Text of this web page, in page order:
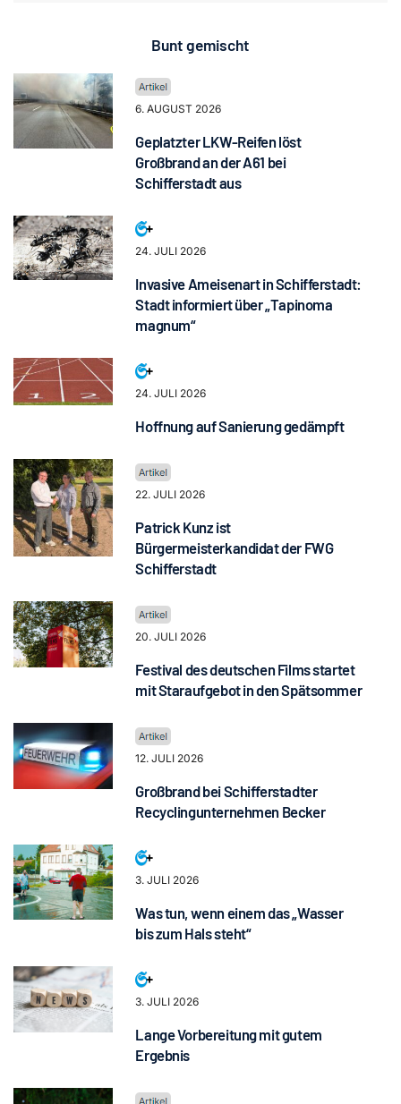
Bunt gemischt
6. AUGUST 2026
Geplatzter LKW-Reifen löst
Großbrand an der A61 bei
Schifferstadt aus
24. JULI 2026
Invasive Ameisenart in Schifferstadt:
Stadt informiert über „Tapinoma
magnum“
24. JULI 2026
Hoffnung auf Sanierung gedämpft
22. JULI 2026
Patrick Kunz ist
Bürgermeisterkandidat der FWG
Schifferstadt
20. JULI 2026
Festival des deutschen Films startet
mit Staraufgebot in den Spätsommer
12. JULI 2026
Großbrand bei Schifferstadter
Recyclingunternehmen Becker
3. JULI 2026
Was tun, wenn einem das „Wasser
bis zum Hals steht“
3. JULI 2026
Lange Vorbereitung mit gutem
Ergebnis